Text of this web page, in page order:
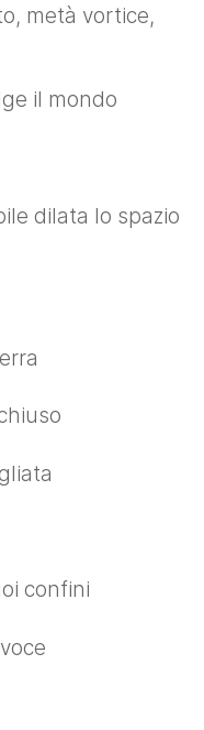
metà vortice,
il mondo
dilata lo spazio
confini